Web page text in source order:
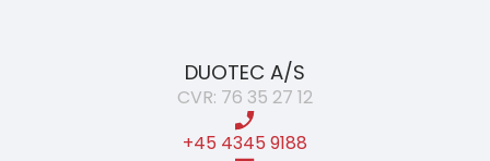
DUOTEC A/S
CVR: 76 35 27 12
+45 4345 9188